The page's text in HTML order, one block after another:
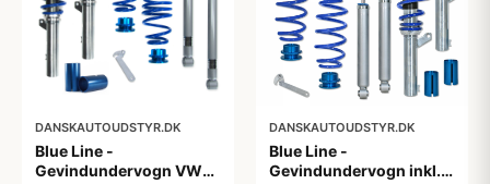
DANSKAUTOUDSTYR.DK
Blue Line -
Gevindundervogn VW
DANSKAUTOUDSTYR.DK
Blue Line -
Gevindundervogn inkl.